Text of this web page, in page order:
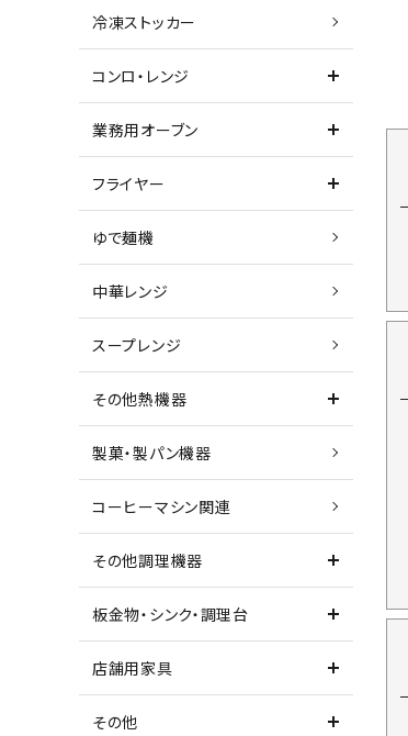
冷凍ストッカー
コンロ・レンジ
業務用オーブン
フライヤー
ゆで麺機
中華レンジ
スープレンジ
その他熱機器
製菓・製パン機器
コーヒーマシン関連
その他調理機器
板金物・シンク・調理台
店舗用家具
その他